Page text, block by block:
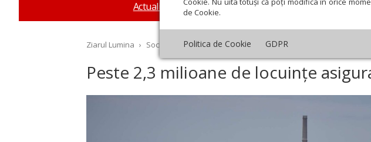
de Cookie.
Politica de Cookie GDPR
Actualitate socială Sănătate Analiză
Ziarul Lumina › Societate › Actualitate socială Peste 2,3 milioane de
Peste 2,3 milioane de locuințe